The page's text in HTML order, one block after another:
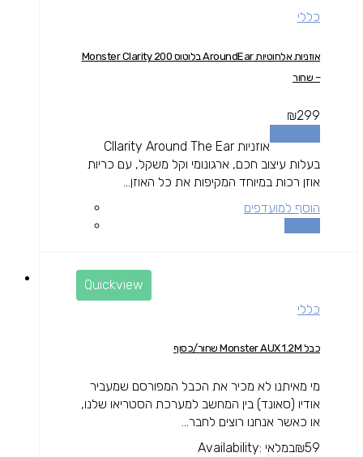
כללי
אוזניות אלחוטיות AroundEar בלוטוס Monster Clarity 200
– שחור
₪299
אוזניות Cllarity Around The Ear
בעלות עיצוב חכם, ארגונומי וקל משקל, עם כריות
אוזן רכות במיוחד המקיפות את כל האוזן...
הוסף למועדפים
Quickview
כללי
כבל Monster AUX 1.2M שחור/כסוף
מי מאיתנו לא מכיר את הכבל המפורסם שמעביר
אודיו (סאונד) בין המחשב למערכת הסטריאו שלנו,
או כאשר אנחנו רוצים לחבר...
₪59
Availability: במלאי